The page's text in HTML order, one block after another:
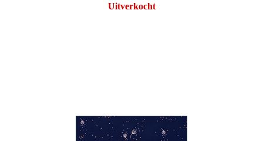
Uitverkocht